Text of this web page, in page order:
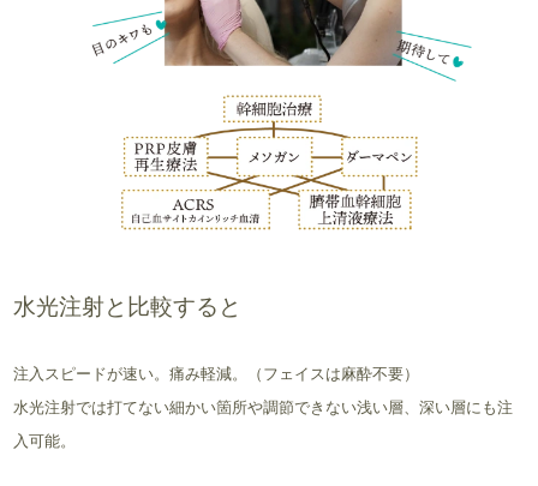
水光注射と比較すると
注入スピードが速い。痛み軽減。（フェイスは麻酔不要）
水光注射では打てない細かい箇所や調節できない浅い層、深い層にも注
入可能。